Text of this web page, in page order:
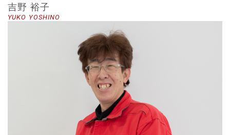
吉野 裕子
YUKO YOSHINO